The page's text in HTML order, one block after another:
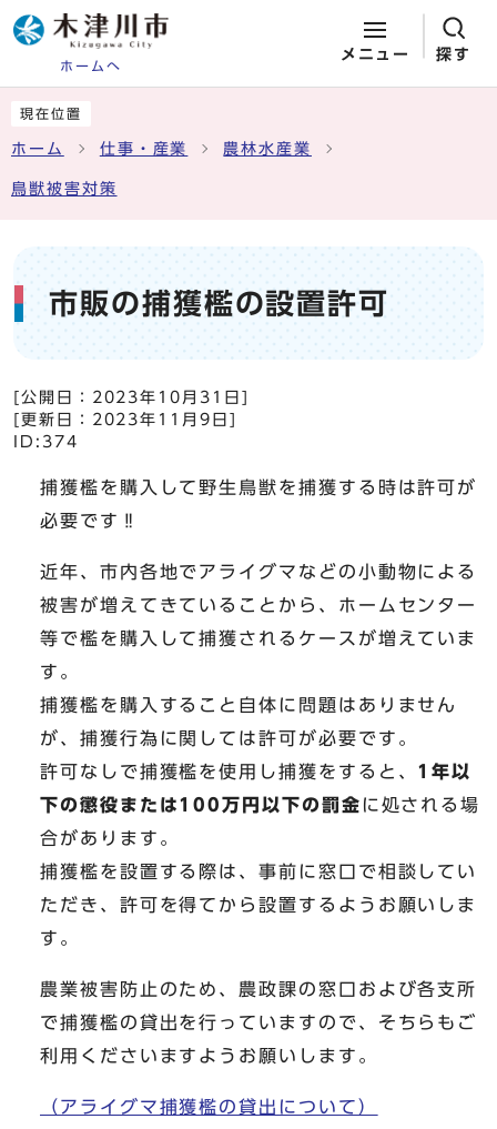
ホームへ
メニュー 探す
現在位置
ホーム 仕事・産業 農林水産業
鳥獣被害対策
市販の捕獲檻の設置許可
[公開日： 2023年10月31日
[更新日： 2023年11月9日
ID:374
捕獲檻を購入して野生鳥獣を捕獲する時は許可が
必要です‼
近年、市内各地でアライグマなどの小動物による
被害が増えてきていることから、ホームセンター
等で檻を購入して捕獲されるケースが増えていま
す。
捕獲檻を購入すること自体に問題はありません
が、捕獲行為に関しては許可が必要です。
許可なしで捕獲檻を使用し捕獲をすると、 1年以
下の懲役または100万円以下の罰金 に処される場
合があります。
捕獲檻を設置する際は、事前に窓口で相談してい
ただき、許可を得てから設置するようお願いしま
す。
農業被害防止のため、農政課の窓口および各支所
で捕獲檻の貸出を行っていますので、そちらもご
利用くださいますようお願いします。
（アライグマ捕獲檻の貸出について）